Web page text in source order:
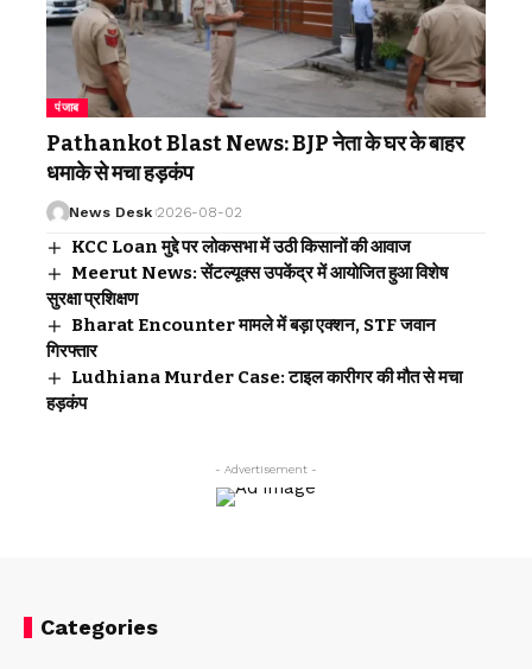
पंजाब
Pathankot Blast News: BJP नेता के घर के बाहर
धमाके से मचा हड़कंप
News Desk 2026-08-02
KCC Loan मुद्दे पर लोकसभा में उठी किसानों की आवाज
Meerut News: सेंटल्यूक्स उपकेंद्र में आयोजित हुआ विशेष
सुरक्षा प्रशिक्षण
Bharat Encounter मामले में बड़ा एक्शन, STF जवान
गिरफ्तार
Ludhiana Murder Case: टाइल कारीगर की मौत से मचा
हड़कंप
- Advertisement -
Categories